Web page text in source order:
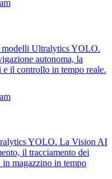
modelli Ultralytics YOLO.
autonoma, la
il controllo in tempo reale.
YOLO. La Vision AI
il tracciamento dei
magazzino in tempo